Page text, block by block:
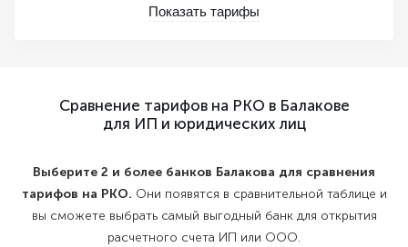
Показать тарифы
Сравнение тарифов на РКО в Балакове
для ИП и юридических лиц
Выберите 2 и более банков Балакова для сравнения
тарифов на РКО. Они появятся в сравнительной таблице и
вы сможете выбрать самый выгодный банк для открытия
расчетного счета ИП или ООО.